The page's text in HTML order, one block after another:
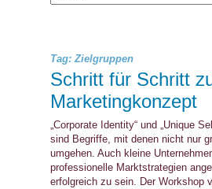
Tag: Zielgruppen
Schritt für Schritt
Marketingkonzept
„Corporate Identity“ und „Unique
sind Begriffe, mit denen nicht nur
umgehen. Auch kleine
professionelle Marktstrategien
erfolgreich zu sein. Der Workshop